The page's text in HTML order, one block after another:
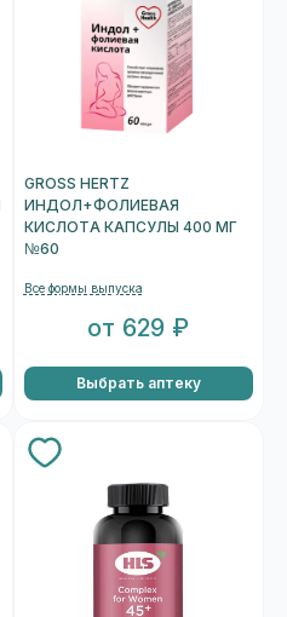
GROSS HERTZ
ИНДОЛ+ФОЛИЕВАЯ
КИСЛОТА КАПСУЛЫ 400 МГ
№60
Все формы выпуска
от 629 ₽
Выбрать аптеку